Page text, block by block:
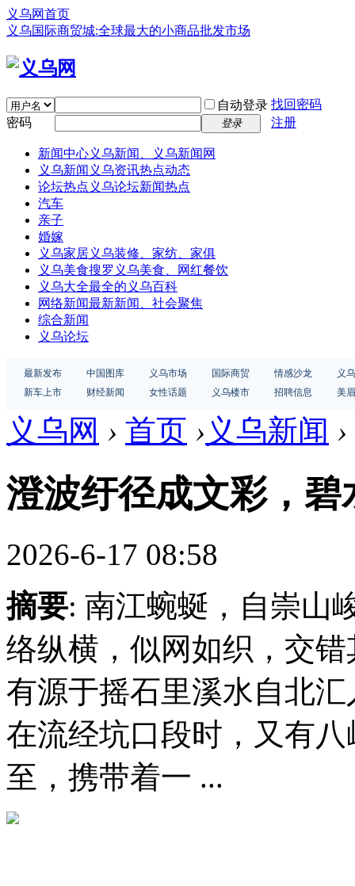
义乌网首页
义乌国际商贸城:全球最大的小商品批发市场
自动登录 找回密码
密码
登录 注册
新闻中心义乌新闻、义乌新闻网
义乌新闻 义乌资讯热点动态
论坛热点 义乌论坛新闻热点
汽车
亲子
婚嫁
义乌家居义乌装修、家纺、家俱
义乌美食搜罗义乌美食、网红餐饮
义乌大全最全的义乌百科
网络新闻最新新闻、社会聚焦
综合新闻
义乌论坛
最新发布 中国图库 义乌市场 国际商贸 情感沙龙
义
新车上市
财经新闻 女性话题 义乌楼市 招聘信息 美
义乌网 › 首页 › 义乌新闻 ›
澄波纡径成文彩，碧
2026-6-17 08:58
摘要: 南江蜿蜒，自崇山
络纵横，似网如织，交
有源于摇石里溪水自北
在流经坑口段时，又有
至，携带着一 ...